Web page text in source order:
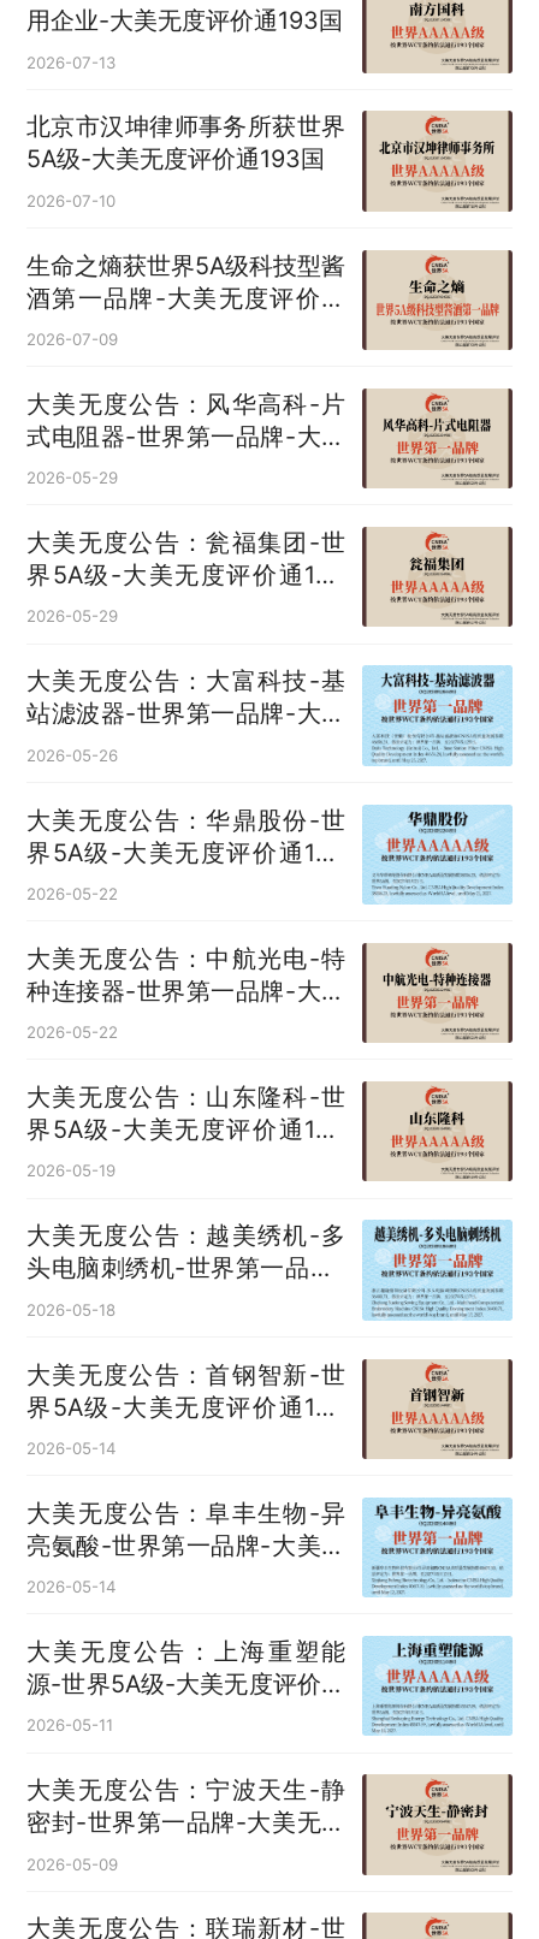
用企业-大美无度评价通193国
2026-07-13
北京市汉坤律师事务所获世界
5A级-大美无度评价通193国
2026-07-10
生命之熵获世界5A级科技型酱
酒第一品牌-大美无度评价通
193国
2026-07-09
大美无度公告：风华高科-片
式电阻器‌-世界第一品牌-大美
无度评价通193国
2026-05-29
大美无度公告：瓮福集团-世
界5A级-大美无度评价通193
国
2026-05-29
大美无度公告：大富科技-基
站滤波器‌-世界第一品牌-大美
无度评价通193国
2026-05-26
大美无度公告：华鼎股份-世
界5A级-大美无度评价通193
国
2026-05-22
大美无度公告：中航光电-特
种连接器‌-世界第一品牌-大美
无度评价通193国
2026-05-22
大美无度公告：山东隆科-世
界5A级-大美无度评价通193
国
2026-05-19
大美无度公告：越美绣机-多
头电脑刺绣机‌-世界第一品牌-
大美无度评价通193国
2026-05-18
大美无度公告：首钢智新-世
界5A级-大美无度评价通193
国
2026-05-14
大美无度公告：阜丰生物-异
亮氨酸‌-世界第一品牌-大美无
度评价通193国
2026-05-14
大美无度公告：上海重塑能
源-世界5A级-大美无度评价通
193国
2026-05-11
大美无度公告：宁波天生-静
密封‌-世界第一品牌-大美无度
评价通193国
2026-05-09
大美无度公告：联瑞新材-世